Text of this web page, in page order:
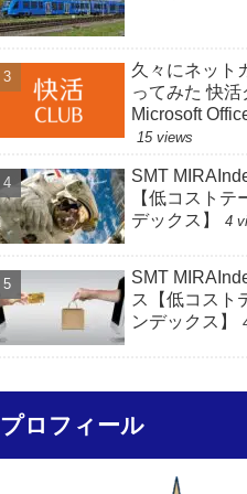
久々にネット
ってみた 快活
Microsoft
15 views
SMT
【低コストテ
デックス】
4
SMT
ス【低コスト
ンデックス】
プロフィール